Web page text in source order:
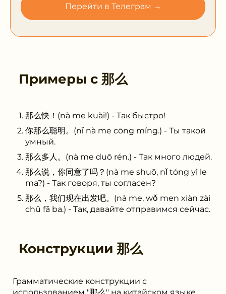
Перейти в Телеграм →
Примеры с 那么
那么快！(nà me kuài!) - Так быстро!
你那么聪明。(nǐ nà me cōng míng.) - Ты такой
умный.
那么多人。(nà me duō rén.) - Так много людей.
那么说，你同意了吗？(nà me shuō, nǐ tóng yì le
ma?) - Так говоря, ты согласен?
那么，我们现在出发吧。(nà me, wǒ men xiàn zài
chū fā ba.) - Так, давайте отправимся сейчас.
Конструкции 那么
Грамматические конструкции с